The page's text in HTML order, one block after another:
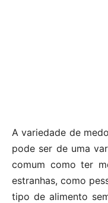
A variedade de
pode ser de uma
comum como ter
estranhas, como
tipo de alimento